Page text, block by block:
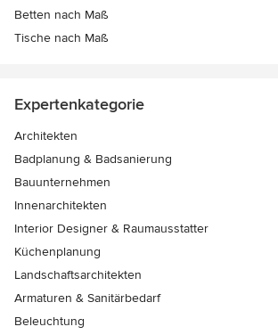
Betten nach Maß
Tische nach Maß
Expertenkategorie
Architekten
Badplanung & Badsanierung
Bauunternehmen
Innenarchitekten
Interior Designer & Raumausstatter
Küchenplanung
Landschaftsarchitekten
Armaturen & Sanitärbedarf
Beleuchtung